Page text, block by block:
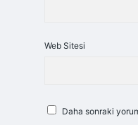
Web Sitesi
Daha sonraki